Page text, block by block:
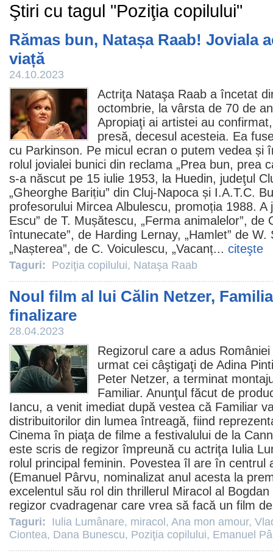
Ştiri cu tagul "Poziţia copilului"
Rămas bun, Natașa Raab! Joviala
viață
24.10.2023
Actriţa Nataşa Raab a încetat
octombrie, la vârsta de 70 de
Apropiaţi ai artistei au
presă, decesul acesteia. Ea
cu Parkinson. Pe micul ecran o putem vedea și
rolul jovialei bunici din reclama „Prea bun, prea
s-a născut pe 15 iulie 1953, la Huedin, judeţul
„Gheorghe Barițiu” din Cluj-Napoca și I.A.T.C.
profesorului Mircea Albulescu, promoția 1988.
Escu” de T. Mușătescu, „Ferma animalelor”, de
întunecate”, de Harding Lernay, „Hamlet” de W.
„Nașterea”, de C. Voiculescu, „Vacanț... citeşte
Taguri: Poziţia copilului, Nataşa Raab
Noul film al lui Călin Netzer,
finalizare
28.04.2023
Regizorul care a adus
urmat cei câştigaţi de Adina
Peter Netzer, a terminat
Familiar. Anunţul făcut de
Iancu, a venit imediat după vestea că Familiar
distribuitorilor din lumea întreagă, fiind
Cinema în piaţa de filme a festivalului de la
este scris de regizor împreună cu actriţa Iulia
rolul principal feminin. Povestea îl are în centrul
(Emanuel Pârvu, nominalizat anul acesta la
excelentul său rol din thrillerul Miracol al
regizor cvadragenar care vrea să facă un film
Taguri: Iulia Lumânare, miracol , Ana mon amour,
Ciontea, Dana Bunescu, Poziţia copilului, Emanuel